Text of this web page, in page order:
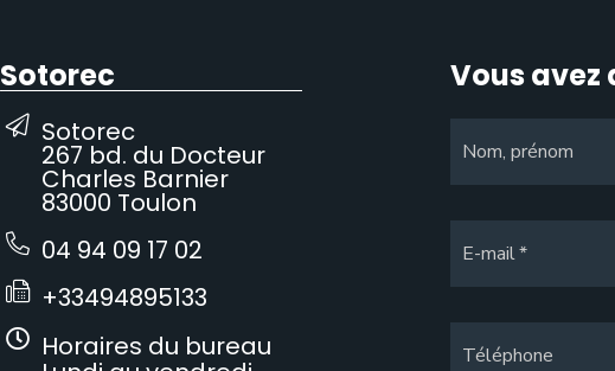
Sotorec
Sotorec
267 bd. du Docteur
Charles Barnier
83000 Toulon
04 94 09 17 02
+33494895133
Horaires du bureau
Vous avez
Nom, prénom
E-mail
Téléphone